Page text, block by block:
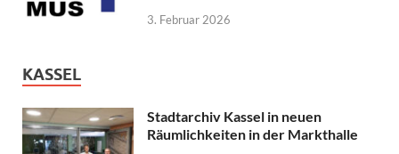
3. Februar 2026
KASSEL
Stadtarchiv Kassel in neuen
Räumlichkeiten in der Markthalle